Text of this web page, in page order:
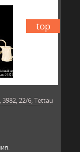
top
22/6, Tettau